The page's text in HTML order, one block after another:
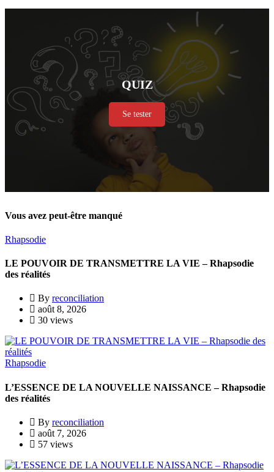
QUIZ
Se tester
Vous avez peut-être manqué
Rhapsodie
LE POUVOIR DE TRANSMETTRE LA VIE – Rhapsodie
des réalités
By reconciliation
août 8, 2026
30 views
Rhapsodie
L’ESSENCE DE LA NOUVELLE NAISSANCE – Rhapsodie
des réalités
By reconciliation
août 7, 2026
57 views